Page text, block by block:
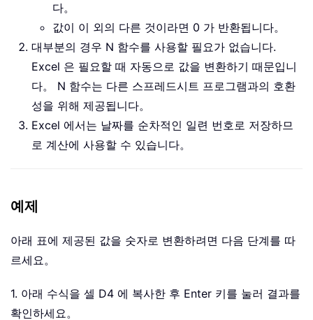
다。
값이 이 외의 다른 것이라면 0 가 반환됩니다。
대부분의 경우 N 함수를 사용할 필요가 없습니다.
Excel 은 필요할 때 자동으로 값을 변환하기 때문입니
다。 N 함수는 다른 스프레드시트 프로그램과의 호환
성을 위해 제공됩니다。
Excel 에서는 날짜를 순차적인 일련 번호로 저장하므
로 계산에 사용할 수 있습니다。
예제
아래 표에 제공된 값을 숫자로 변환하려면 다음 단계를 따
르세요。
1. 아래 수식을 셀 D4 에 복사한 후 Enter 키를 눌러 결과를
확인하세요。